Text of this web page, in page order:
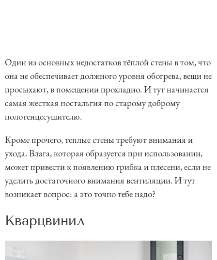
Один из основных недостатков тёплой стены в том, что
она не обеспечивает должного уровня обогрева, вещи не
просыхают, в помещении прохладно. И тут начинается
самая жесткая ностальгия по старому доброму
полотенцесушителю.
Кроме прочего, теплые стены требуют внимания и
ухода. Влага, которая образуется при использовании,
может привести к появлению грибка и плесени, если не
уделить достаточного внимания вентиляции. И тут
возникает вопрос: а это точно тебе надо?
Кварцвинил